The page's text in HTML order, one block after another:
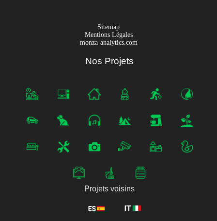
Sitemap
Mentions Légales
monza-analytics.com
Nos Projets
Projets voisins